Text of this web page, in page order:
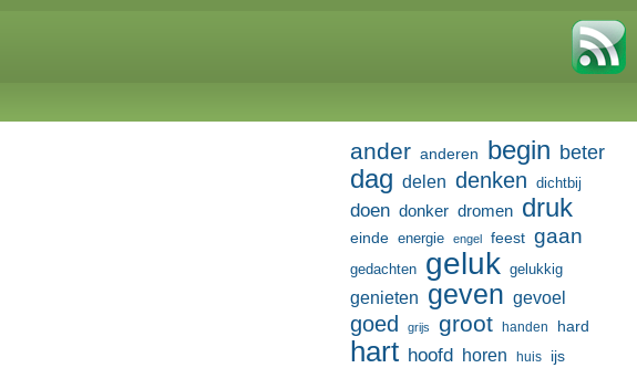
ander anderen begin beter
dag delen denken dichtbij
doen donker dromen druk
einde energie engel feest gaan
gedachten geluk gelukkig
genieten geven gevoel
goed grijs groot handen hard
hart hoofd horen huis ijs